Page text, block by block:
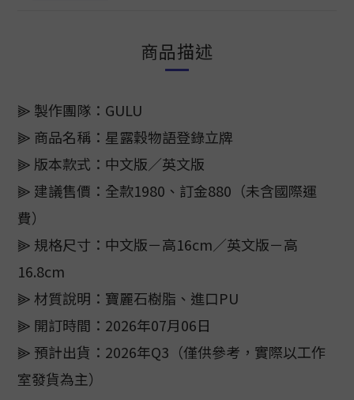
商品描述
⫸ 製作團隊：GULU
⫸ 商品名稱：星露穀物語登錄立牌
⫸ 版本款式：中文版／英文版
⫸ 建議售價：全款1980、訂金880（未含國際運
費）
⫸ 規格尺寸：中文版－高16cm／英文版－高
16.8cm
⫸ 材質說明：寶麗石樹脂、進口PU
⫸ 開訂時間：2026年07月06日
⫸ 預計出貨：2026年Q3（僅供參考，實際以工作
室發貨為主）